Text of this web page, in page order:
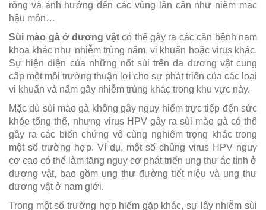
rộng và ảnh hưởng đến các vùng lân cận như niêm mạc
hậu môn…
Sùi mào gà ở dương vậtcó thể gây ra các căn bệnh nam
khoa khác như nhiễm trùng nấm, vi khuẩn hoặc virus khác.
Sự hiện diện của những nốt sùi trên da dương vật cung
cấp một môi trường thuận lợi cho sự phát triển của các loại
vi khuẩn và nấm gây nhiễm trùng khác trong khu vực này.
Mặc dù sùi mào gà không gây nguy hiểm trực tiếp đến sức
khỏe tổng thể, nhưng virus HPV gây ra sùi mào gà có thể
gây ra các biến chứng vô cùng nghiêm trọng khác trong
một số trường hợp. Ví dụ, một số chủng virus HPV nguy
cơ cao có thể làm tăng nguy cơ phát triển ung thư ác tính ở
dương vật, bao gồm ung thư đường tiết niệu và ung thư
dương vật ở nam giới.
Trong một số trường hợp hiếm gặp khác, sự lây nhiễm sùi